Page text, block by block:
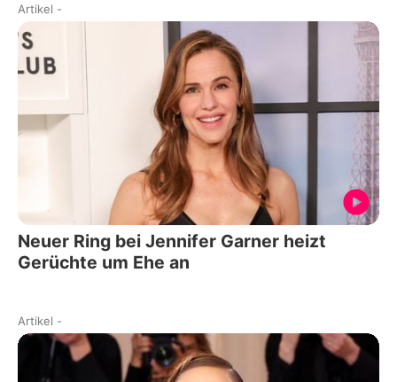
Artikel -
Neuer Ring bei Jennifer Garner heizt
Gerüchte um Ehe an
Artikel -